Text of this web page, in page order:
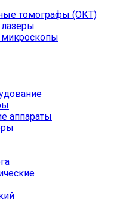
томографы (ОКТ)
микроскопы
аппараты